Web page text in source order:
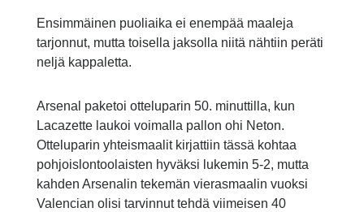
Ensimmäinen puoliaika ei enempää maaleja
tarjonnut, mutta toisella jaksolla niitä nähtiin peräti
neljä kappaletta.
Arsenal paketoi otteluparin 50. minuttilla, kun
Lacazette laukoi voimalla pallon ohi Neton.
Otteluparin yhteismaalit kirjattiin tässä kohtaa
pohjoislontoolaisten hyväksi lukemin 5-2, mutta
kahden Arsenalin tekemän vierasmaalin vuoksi
Valencian olisi tarvinnut tehdä viimeisen 40